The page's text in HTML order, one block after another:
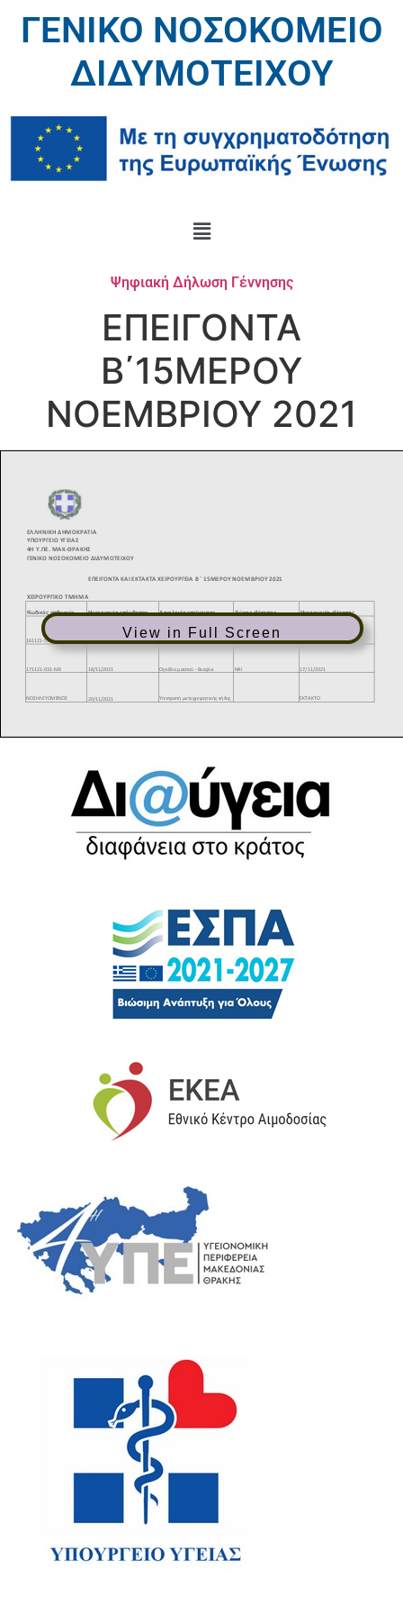
ΓΕΝΙΚΟ ΝΟΣΟΚΟΜΕΙΟ
ΔΙΔΥΜΟΤΕΙΧΟΥ
Ψηφιακή Δήλωση Γέννησης
ΕΠΕΙΓΟΝΤΑ
B΄15ΜΕΡΟΥ
ΝΟΕΜΒΡΙΟΥ 2021
View in Full Screen